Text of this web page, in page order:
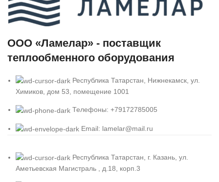
ООО «Ламелар» - поставщик
теплообменного оборудования
Республика Татарстан, Нижнекамск, ул.
Химиков, дом 53, помещение 1001
Телефоны: +79172785005
Email: lamelar@mail.ru
Республика Татарстан, г. Казань, ул.
Аметьевская Магистраль , д.18, корп.3